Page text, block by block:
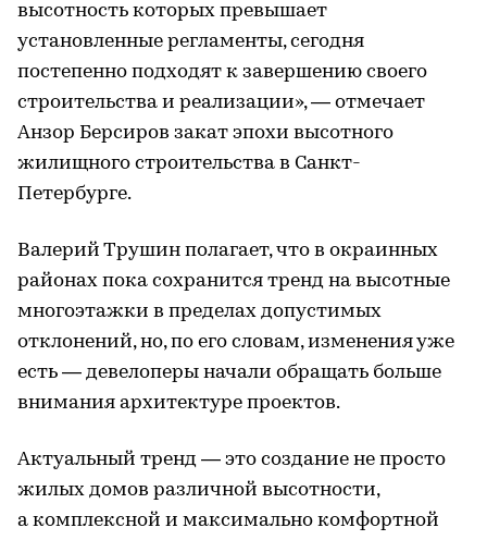
высотность которых превышает
установленные регламенты, сегодня
постепенно подходят к завершению своего
строительства и реализации», — отмечает
Анзор Берсиров закат эпохи высотного
жилищного строительства в Санкт-
Петербурге.
Валерий Трушин полагает, что в окраинных
районах пока сохранится тренд на высотные
многоэтажки в пределах допустимых
отклонений, но, по его словам, изменения уже
есть — девелоперы начали обращать больше
внимания архитектуре проектов.
Актуальный тренд — это создание не просто
жилых домов различной высотности,
а комплексной и максимально комфортной